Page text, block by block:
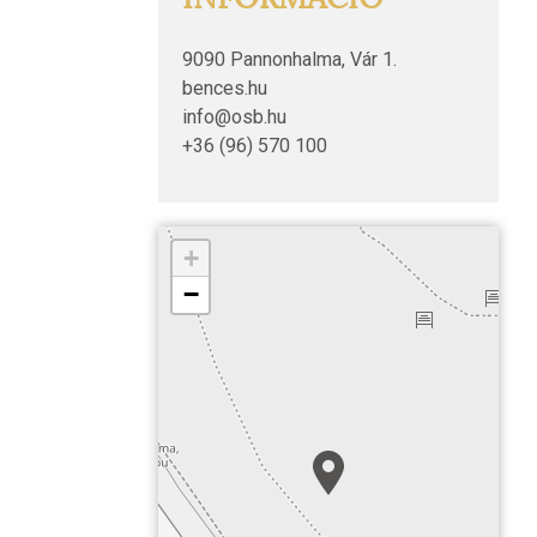
Pannonhalma, Bencés
9090 Pannonhalma, Vár 1.
bences.hu
info@osb.hu
+36 (96) 570 100
+
−